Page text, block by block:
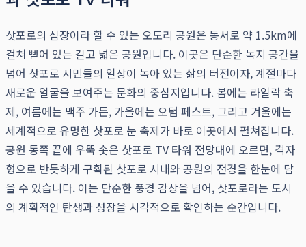
삿포로의 심장이라 할 수 있는 오도리 공원은 동서로 약 1.5km에
걸쳐 뻗어 있는 길고 넓은 공원입니다. 이곳은 단순한 녹지 공간을
넘어 삿포로 시민들의 일상이 녹아 있는 삶의 터전이자, 계절마다
새로운 얼굴을 보여주는 문화의 중심지입니다. 봄에는 라일락 축
제, 여름에는 맥주 가든, 가을에는 오텀 페스트, 그리고 겨울에는
세계적으로 유명한 삿포로 눈 축제가 바로 이곳에서 펼쳐집니다.
공원 동쪽 끝에 우뚝 솟은 삿포로 TV 타워 전망대에 오르면, 격자
형으로 반듯하게 구획된 삿포로 시내와 공원의 전경을 한눈에 담
을 수 있습니다. 이는 단순한 풍경 감상을 넘어, 삿포로라는 도시
의 계획적인 탄생과 성장을 시각적으로 확인하는 순간입니다.